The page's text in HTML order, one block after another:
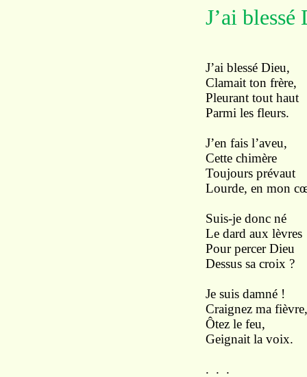
J’ai blessé
J’ai blessé Dieu,
Clamait ton frère,
Pleurant tout haut
Parmi les fleurs.
J’en fais l’aveu,
Cette chimère
Toujours prévaut
Lourde, en mon
Suis-je donc né
Le dard aux lèvres
Pour percer Dieu
Dessus sa croix ?
Je suis damné !
Craignez ma fièvre,
Ôtez le feu,
Geignait la voix.
. . .